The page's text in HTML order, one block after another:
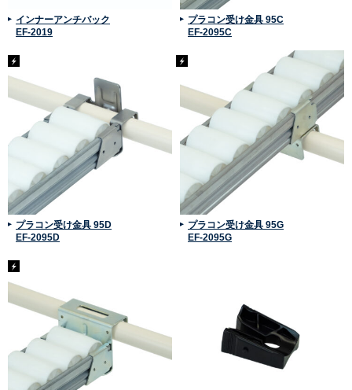
インナーアンチバック
EF-2019
プラコン受け金具 95C
EF-2095C
プラコン受け金具 95D
EF-2095D
プラコン受け金具 95G
EF-2095G